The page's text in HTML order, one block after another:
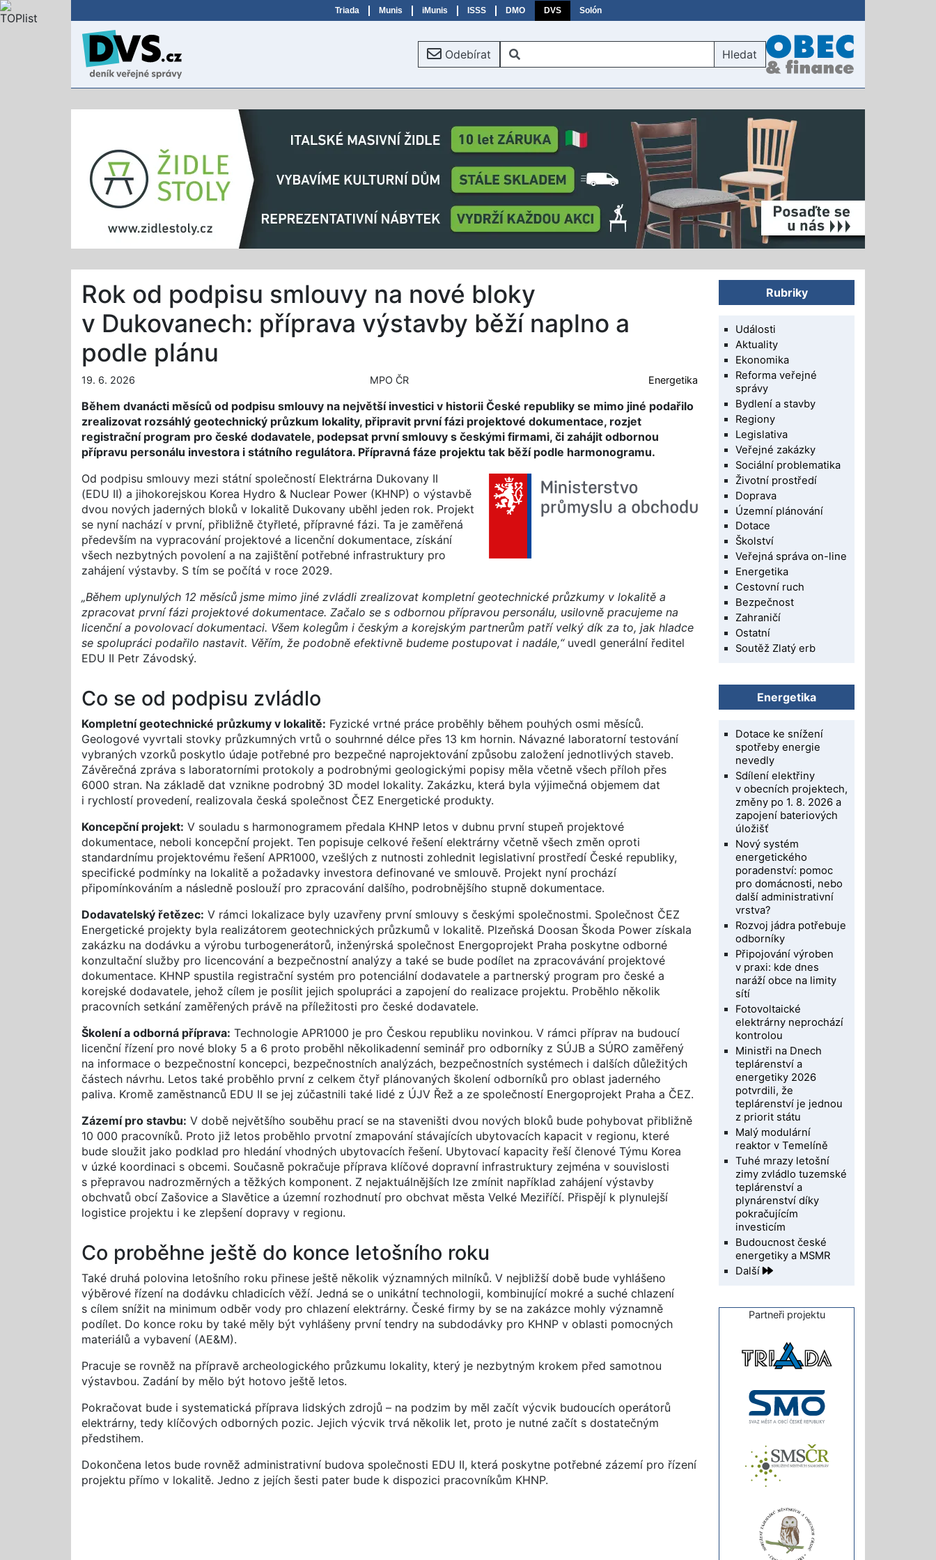
Triada Munis iMunis ISSS DMO DVS Solón
Odebírat Hledat
Rok od podpisu smlouvy na nové bloky
v Dukovanech: příprava výstavby běží naplno a
podle plánu
19. 6. 2026 MPO ČR Energetika
Během dvanácti měsíců od podpisu smlouvy na největší investici v historii České republiky se mimo jiné podařilo
zrealizovat rozsáhlý geotechnický průzkum lokality, připravit první fázi projektové dokumentace, rozjet
registrační program pro české dodavatele, podepsat první smlouvy s českými firmami, či zahájit odbornou
přípravu personálu investora i státního regulátora. Přípravná fáze projektu tak běží podle harmonogramu.
Od podpisu smlouvy mezi státní společností Elektrárna Dukovany II
(EDU II) a jihokorejskou Korea Hydro & Nuclear Power (KHNP) o výstavbě
dvou nových jaderných bloků v lokalitě Dukovany uběhl jeden rok. Projekt
se nyní nachází v první, přibližně čtyřleté, přípravné fázi. Ta je zaměřená
především na vypracování projektové a licenční dokumentace, získání
všech nezbytných povolení a na zajištění potřebné infrastruktury pro
zahájení výstavby. S tím se počítá v roce 2029.
„Během uplynulých 12 měsíců jsme mimo jiné zvládli zrealizovat kompletní geotechnické průzkumy v lokalitě a
zpracovat první fázi projektové dokumentace. Začalo se s odbornou přípravou personálu, usilovně pracujeme na
licenční a povolovací dokumentaci. Všem kolegům i českým a korejským partnerům patří velký dík za to, jak hladce
se spolupráci podařilo nastavit. Věřím, že podobně efektivně budeme postupovat i nadále,“uvedl generální ředitel
EDU II Petr Závodský.
Co se od podpisu zvládlo
Kompletní geotechnické průzkumy v lokalitě: Fyzické vrtné práce proběhly během pouhých osmi měsíců.
Geologové vyvrtali stovky průzkumných vrtů o souhrnné délce přes 13 km hornin. Návazné laboratorní testování
vybraných vzorků poskytlo údaje potřebné pro bezpečné naprojektování způsobu založení jednotlivých staveb.
Závěrečná zpráva s laboratorními protokoly a podrobnými geologickými popisy měla včetně všech příloh přes
6000 stran. Na základě dat vznikne podrobný 3D model lokality. Zakázku, která byla výjimečná objemem dat
i rychlostí provedení, realizovala česká společnost ČEZ Energetické produkty.
Koncepční projekt: V souladu s harmonogramem předala KHNP letos v dubnu první stupeň projektové
dokumentace, neboli koncepční projekt. Ten popisuje celkové řešení elektrárny včetně všech změn oproti
standardnímu projektovému řešení APR1000, vzešlých z nutnosti zohlednit legislativní prostředí České republiky,
specifické podmínky na lokalitě a požadavky investora definované ve smlouvě. Projekt nyní prochází
připomínkováním a následně poslouží pro zpracování dalšího, podrobnějšího stupně dokumentace.
Dodavatelský řetězec: V rámci lokalizace byly uzavřeny první smlouvy s českými společnostmi. Společnost ČEZ
Energetické projekty byla realizátorem geotechnických průzkumů v lokalitě. Plzeňská Doosan Škoda Power získala
zakázku na dodávku a výrobu turbogenerátorů, inženýrská společnost Energoprojekt Praha poskytne odborné
konzultační služby pro licencování a bezpečnostní analýzy a také se bude podílet na zpracovávání projektové
dokumentace. KHNP spustila registrační systém pro potenciální dodavatele a partnerský program pro české a
korejské dodavatele, jehož cílem je posílit jejich spolupráci a zapojení do realizace projektu. Proběhlo několik
pracovních setkání zaměřených právě na příležitosti pro české dodavatele.
Školení a odborná příprava: Technologie APR1000 je pro Českou republiku novinkou. V rámci příprav na budoucí
licenční řízení pro nové bloky 5 a 6 proto proběhl několikadenní seminář pro odborníky z SÚJB a SÚRO zaměřený
na informace o bezpečnostní koncepci, bezpečnostních analýzách, bezpečnostních systémech i dalších důležitých
částech návrhu. Letos také proběhlo první z celkem čtyř plánovaných školení odborníků pro oblast jaderného
paliva. Kromě zaměstnanců EDU II se jej zúčastnili také lidé z ÚJV Řež a ze společností Energoprojekt Praha a ČEZ.
Zázemí pro stavbu: V době největšího souběhu prací se na staveništi dvou nových bloků bude pohybovat přibližně
10 000 pracovníků. Proto již letos proběhlo prvotní zmapování stávajících ubytovacích kapacit v regionu, které
bude sloužit jako podklad pro hledání vhodných ubytovacích řešení. Ubytovací kapacity řeší členové Týmu Korea
v úzké koordinaci s obcemi. Současně pokračuje příprava klíčové dopravní infrastruktury zejména v souvislosti
s přepravou nadrozměrných a těžkých komponent. Z nejaktuálnějších lze zmínit například zahájení výstavby
obchvatů obcí Zašovice a Slavětice a územní rozhodnutí pro obchvat města Velké Meziříčí. Přispějí k plynulejší
logistice projektu i ke zlepšení dopravy v regionu.
Co proběhne ještě do konce letošního roku
Také druhá polovina letošního roku přinese ještě několik významných milníků. V nejbližší době bude vyhlášeno
výběrové řízení na dodávku chladicích věží. Jedná se o unikátní technologii, kombinující mokré a suché chlazení
s cílem snížit na minimum odběr vody pro chlazení elektrárny. České firmy by se na zakázce mohly významně
podílet. Do konce roku by také měly být vyhlášeny první tendry na subdodávky pro KHNP v oblasti pomocných
materiálů a vybavení (AE&M).
Pracuje se rovněž na přípravě archeologického průzkumu lokality, který je nezbytným krokem před samotnou
výstavbou. Zadání by mělo být hotovo ještě letos.
Pokračovat bude i systematická příprava lidských zdrojů – na podzim by měl začít výcvik budoucích operátorů
elektrárny, tedy klíčových odborných pozic. Jejich výcvik trvá několik let, proto je nutné začít s dostatečným
předstihem.
Dokončena letos bude rovněž administrativní budova společnosti EDU II, která poskytne potřebné zázemí pro řízení
projektu přímo v lokalitě. Jedno z jejích šesti pater bude k dispozici pracovníkům KHNP.
Rubriky
Události
Aktuality
Ekonomika
Reforma veřejné
správy
Bydlení a stavby
Regiony
Legislativa
Veřejné zakázky
Sociální problematika
Životní prostředí
Doprava
Územní plánování
Dotace
Školství
Veřejná správa on-line
Energetika
Cestovní ruch
Bezpečnost
Zahraničí
Ostatní
Soutěž Zlatý erb
Energetika
Dotace ke snížení
spotřeby energie
nevedly
Sdílení elektřiny
v obecních projektech,
změny po 1. 8. 2026 a
zapojení bateriových
úložišť
Nový systém
energetického
poradenství: pomoc
pro domácnosti, nebo
další administrativní
vrstva?
Rozvoj jádra potřebuje
odborníky
Připojování výroben
v praxi: kde dnes
naráží obce na limity
sítí
Fotovoltaické
elektrárny neprochází
kontrolou
Ministři na Dnech
teplárenství a
energetiky 2026
potvrdili, že
teplárenství je jednou
z priorit státu
Malý modulární
reaktor v Temelíně
Tuhé mrazy letošní
zimy zvládlo tuzemské
teplárenství a
plynárenství díky
pokračujícím
investicím
Budoucnost české
energetiky a MSMR
Další
Partneři projektu